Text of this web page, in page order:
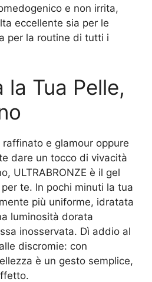
e non irrita,
eccellente sia per le
per la routine di tutti i
la Tua Pelle,
e glamour oppure
dare un tocco di vivacità
ULTRABRONZE è il gel
te. In pochi minuti la tua
più uniforme, idratata
luminosità dorata
inosservata. Dì addio al
discromie: con
è un gesto semplice,